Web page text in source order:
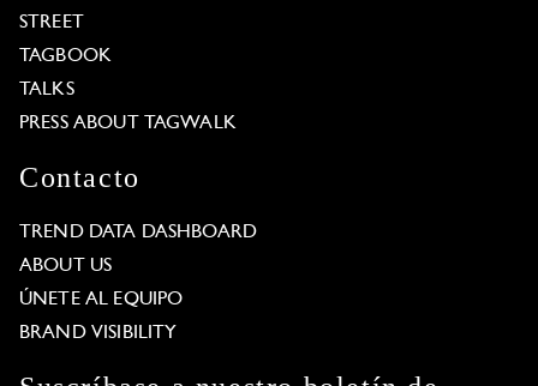
STREET
TAGBOOK
TALKS
PRESS ABOUT TAGWALK
Contacto
TREND DATA DASHBOARD
ABOUT US
ÚNETE AL EQUIPO
BRAND VISIBILITY